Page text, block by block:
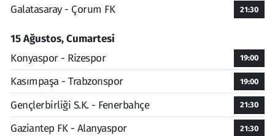
Galatasaray - Çorum FK
21:30
15 Ağustos, Cumartesi
Konyaspor - Rizespor
19:00
Kasımpaşa - Trabzonspor 19:00
Gençlerbirliği S.K. - Fenerbahçe 21:30
Gaziantep FK - Alanyaspor 21:30